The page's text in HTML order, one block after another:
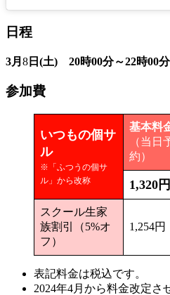
日程
3月 8 日(土) 20時00分～22時00分
参加費
いつもの個サ
ル
※「ふつうの個サ
ル」から改称
基本料
（当日
約）
1,320円
スクール生家
族割引（5%オ
フ）
1,254円
表記料金は税込です。
2024年4月から料金改定さ